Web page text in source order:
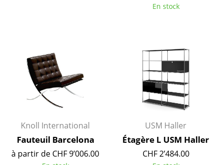
Chambre enfant
Bureau
Entrée & Couloir
Cellier & Buanderie
Jardin & Balcon
En stock
Knoll International
Fauteuil Barcelona
à partir de CHF 9’006.00
USM Haller
Étagère L USM Haller
CHF 2’484.00